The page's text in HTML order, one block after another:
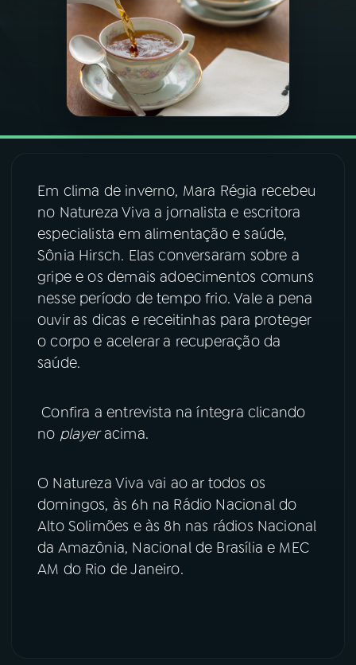
PROGRAMAS
PODCASTS
06VIDEOCASTS
07 ÚLTIMAS
08 FESTIVAL DE MÚSICA
ACOMPANHE A RÁDIO NACIONAL
YouTube Facebook
Instagram
TikTok
Em clima de inverno, Mara Régia recebeu
no Natureza Viva a jornalista e escritora
especialista em alimentação e saúde,
Sônia Hirsch. Elas conversaram sobre a
gripe e os demais adoecimentos comuns
nesse período de tempo frio. Vale a pena
ouvir as dicas e receitinhas para proteger
o corpo e acelerar a recuperação da
saúde.
Confira a entrevista na íntegra clicando
no playeracima.
O Natureza Viva vai ao ar todos os
domingos, às 6h na Rádio Nacional do
Alto Solimões e às 8h nas rádios Nacional
da Amazônia, Nacional de Brasília e MEC
AM do Rio de Janeiro.